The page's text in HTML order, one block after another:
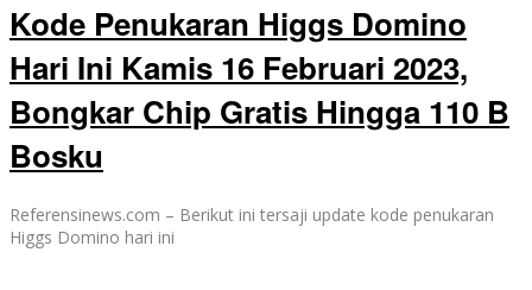
Kode Penukaran Higgs Domino
Hari Ini Kamis 16 Februari 2023,
Bongkar Chip Gratis Hingga 110 B
Bosku
Referensinews.com – Berikut ini tersaji update kode penukaran
Higgs Domino hari ini